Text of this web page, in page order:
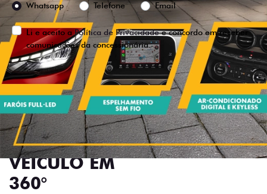
Whatsapp
Telefone Email
Li e aceito aPolítica de Privacidadee concordo em receber
comunicações da concessionária.
ENTRAR EM CONTATO
VISUALIZE O
VEÍCULO EM
360°